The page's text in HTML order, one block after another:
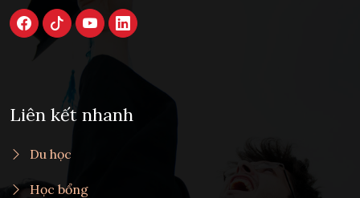
Liên kết nhanh
Du học
Học bổng